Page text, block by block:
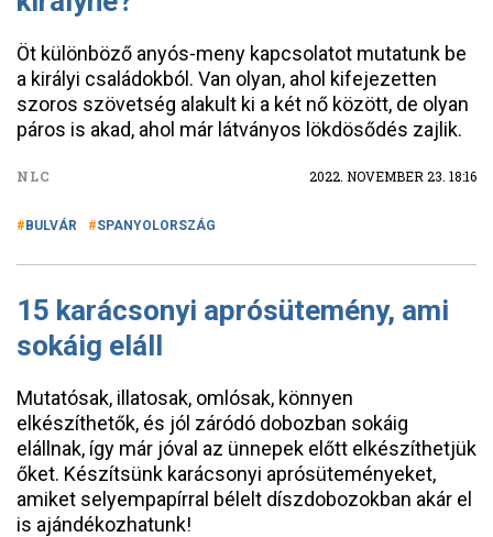
Öt különböző anyós-meny kapcsolatot mutatunk be
a királyi családokból. Van olyan, ahol kifejezetten
szoros szövetség alakult ki a két nő között, de olyan
páros is akad, ahol már látványos lökdösődés zajlik.
NLC 2022. NOVEMBER 23. 18:16
BULVÁR SPANYOLORSZÁG
15 karácsonyi aprósütemény, ami
sokáig eláll
Mutatósak, illatosak, omlósak, könnyen
elkészíthetők, és jól záródó dobozban sokáig
elállnak, így már jóval az ünnepek előtt elkészíthetjük
őket. Készítsünk karácsonyi aprósüteményeket,
amiket selyempapírral bélelt díszdobozokban akár el
is ajándékozhatunk!